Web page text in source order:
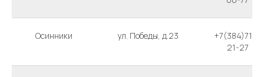
Осинники ул. Победы, д.23
+7(384)714-
21-27